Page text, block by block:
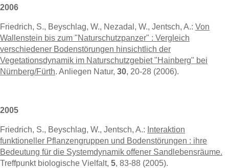
2006
Friedrich, S., Beyschlag, W., Nezadal, W., Jentsch, A.: Von
Wallenstein bis zum "Naturschutzpanzer" : Vergleich
verschiedener Bodenstörungen hinsichtlich der
Vegetationsdynamik im Naturschutzgebiet "Hainberg" bei
Nürnberg/Fürth. Anliegen Natur, 30, 20-28 (2006).
2005
Friedrich, S., Beyschlag, W., Jentsch, A.: Interaktion
funktioneller Pflanzengruppen und Bodenstörungen : ihre
Bedeutung für die Systemdynamik offener Sandlebensräume.
Treffpunkt biologische Vielfalt, 5, 83-88 (2005).